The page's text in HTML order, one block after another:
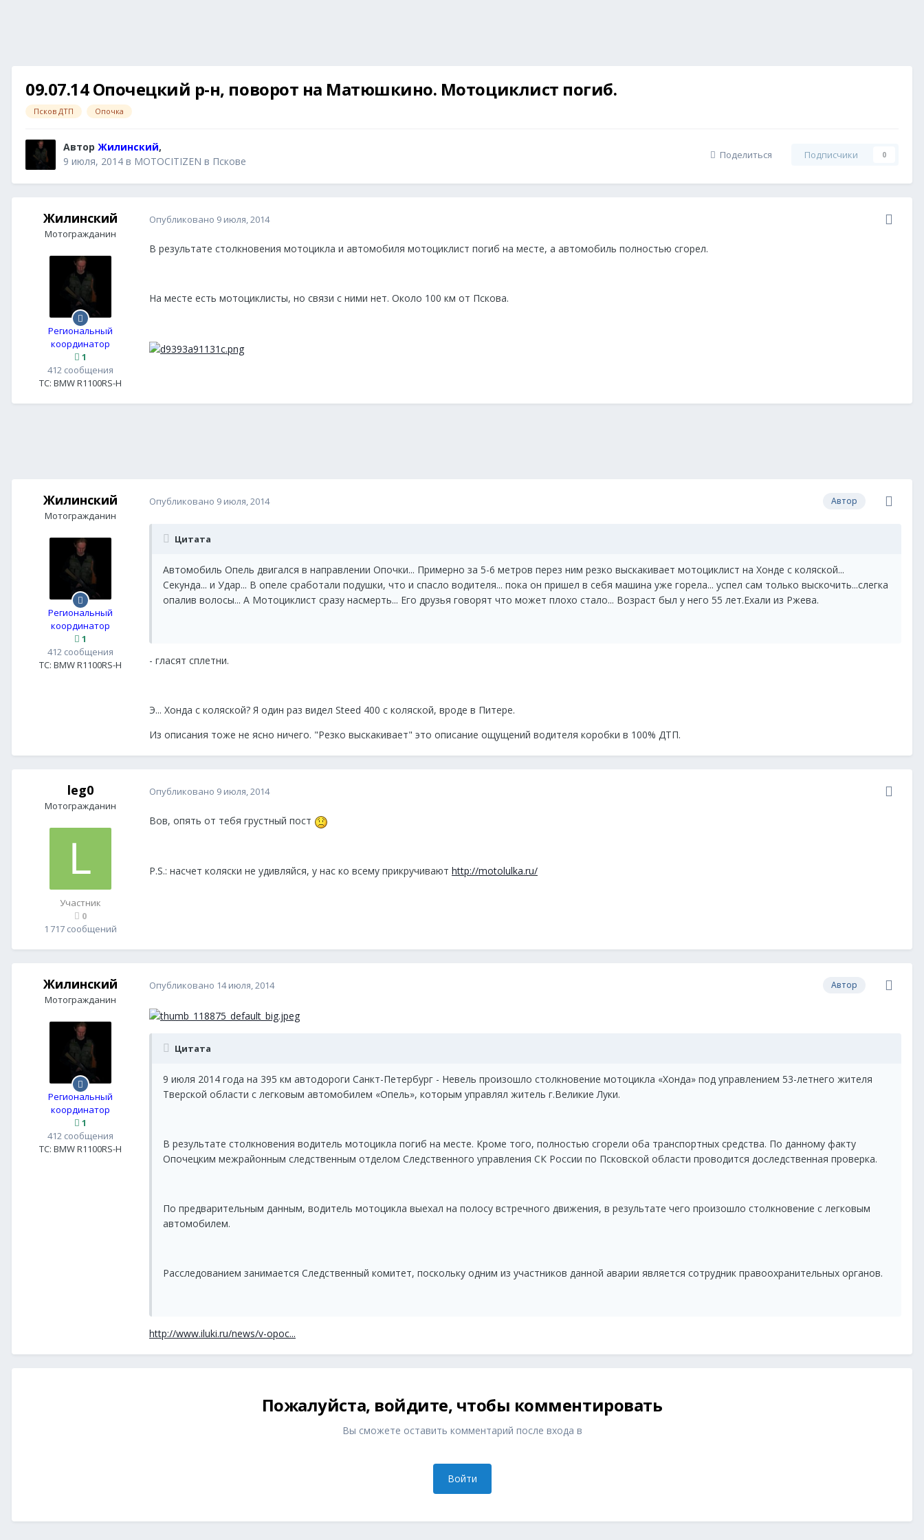
09.07.14 Опочецкий р-н, поворот на Матюшкино. Мотоциклист погиб.
Псков ДТП Опочка
Автор Жилинский,
9 июля, 2014 в MOTOCITIZEN в Пскове Поделиться Подписчики 0
Жилинский
Мотогражданин
Региональный
координатор
1
412 сообщения
ТС: BMW R1100RS-H
Опубликовано 9 июля, 2014
В результате столкновения мотоцикла и автомобиля мотоциклист погиб на месте, а автомобиль полностью сгорел.
На месте есть мотоциклисты, но связи с ними нет. Около 100 км от Пскова.
Жилинский
Мотогражданин
Региональный
координатор
1
412 сообщения
ТС: BMW R1100RS-H
Автор
Опубликовано 9 июля, 2014
Цитата
Автомобиль Опель двигался в направлении Опочки... Примерно за 5-6 метров перез ним резко выскакивает мотоциклист на Хонде с коляской...
Секунда... и Удар... В опеле сработали подушки, что и спасло водителя... пока он пришел в себя машина уже горела... успел сам только выскочить...слегка
опалив волосы... А Мотоциклист сразу насмерть... Его друзья говорят что может плохо стало... Возраст был у него 55 лет.Ехали из Ржева.
- гласят сплетни.
Э... Хонда с коляской? Я один раз видел Steed 400 с коляской, вроде в Питере.
Из описания тоже не ясно ничего. "Резко выскакивает" это описание ощущений водителя коробки в 100% ДТП.
leg0
Мотогражданин
Участник
0
1 717 сообщений
Опубликовано 9 июля, 2014
Вов, опять от тебя грустный пост
P.S.: насчет коляски не удивляйся, у нас ко всему прикручивают http://motolulka.ru/
Жилинский
Мотогражданин
Региональный
координатор
1
412 сообщения
ТС: BMW R1100RS-H
Автор
Опубликовано 14 июля, 2014
Цитата
9 июля 2014 года на 395 км автодороги Санкт-Петербург - Невель произошло столкновение мотоцикла «Хонда» под управлением 53-летнего жителя
Тверской области с легковым автомобилем «Опель», которым управлял житель г.Великие Луки.
В результате столкновения водитель мотоцикла погиб на месте. Кроме того, полностью сгорели оба транспортных средства. По данному факту
Опочецким межрайонным следственным отделом Следственного управления СК России по Псковской области проводится доследственная проверка.
По предварительным данным, водитель мотоцикла выехал на полосу встречного движения, в результате чего произошло столкновение с легковым
автомобилем.
Расследованием занимается Следственный комитет, поскольку одним из участников данной аварии является сотрудник правоохранительных органов.
http://www.iluki.ru/news/v-opoc...
Пожалуйста, войдите, чтобы комментировать
Вы сможете оставить комментарий после входа в
Войти